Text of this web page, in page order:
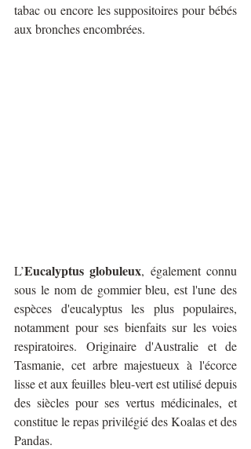
tabac ou encore les suppositoires pour bébés
aux bronches encombrées.
L’Eucalyptus globuleux, également connu
sous le nom de gommier bleu, est l'une des
espèces d'eucalyptus les plus populaires,
notamment pour ses bienfaits sur les voies
respiratoires. Originaire d'Australie et de
Tasmanie, cet arbre majestueux à l'écorce
lisse et aux feuilles bleu-vert est utilisé depuis
des siècles pour ses vertus médicinales, et
constitue le repas privilégié des Koalas et des
Pandas.